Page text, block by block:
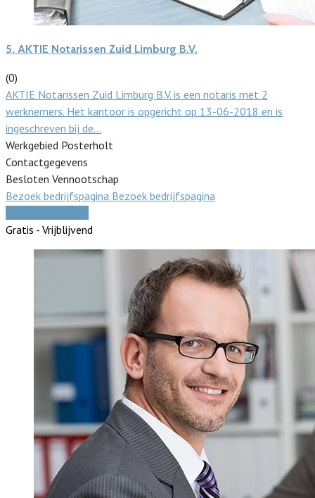
5. AKTIE Notarissen Zuid Limburg B.V.
(0)
AKTIE Notarissen Zuid Limburg B.V. is een notaris met 2
werknemers. Het kantoor is opgericht op 13-06-2018 en is
ingeschreven bij de…
Werkgebied Posterholt
Contactgegevens
Besloten Vennootschap
Bezoek bedrijfspagina Bezoek bedrijfspagina
Gratis - Vrijblijvend